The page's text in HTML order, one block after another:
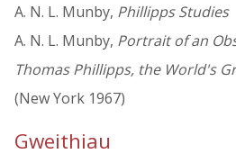
A. N. L. Munby, Phillipps Studies
A. N. L. Munby, Portrait of an
Thomas Phillipps, the World's
(New York 1967)
Gweithiau